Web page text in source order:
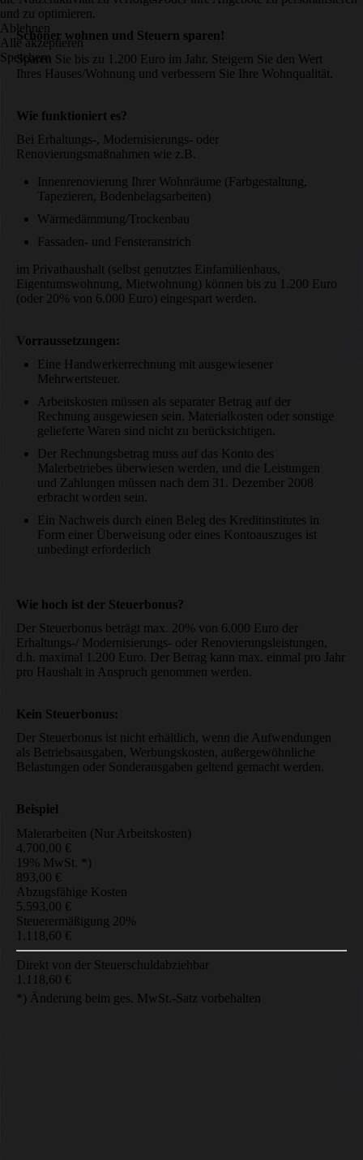
Schöner wohnen und Steuern sparen!
Sparen Sie bis zu 1.200 Euro im Jahr. Steigern Sie den Wert
Ihres Hauses/Wohnung und verbessern Sie Ihre Wohnqualität.
Wie funktioniert es?
Bei Erhaltungs-, Modernisierungs- oder
Renovierungsmaßnahmen wie z.B.
Innenrenovierung Ihrer Wohnräume (Farbgestaltung,
Tapezieren, Bodenbelagsarbeiten)
Wärmedämmung/Trockenbau
Fassaden- und Fensteranstrich
im Privathaushalt (selbst genutztes Einfamilienhaus,
Eigentumswohnung, Mietwohnung) können bis zu 1.200 Euro
(oder 20% von 6.000 Euro) eingespart werden.
Vorraussetzungen:
Eine Handwerkerrechnung mit ausgewiesener
Mehrwertsteuer.
Arbeitskosten müssen als separater Betrag auf der
Rechnung ausgewiesen sein. Materialkosten oder sonstige
gelieferte Waren sind nicht zu berücksichtigen.
Der Rechnungsbetrag muss auf das Konto des
Malerbetriebes überwiesen werden, und die Leistungen
und Zahlungen müssen nach dem 31. Dezember 2008
erbracht worden sein.
Ein Nachweis durch einen Beleg des Kreditinstitutes in
Form einer Überweisung oder eines Kontoauszuges ist
unbedingt erforderlich
Wie hoch ist der Steuerbonus?
Der Steuerbonus beträgt max. 20% von 6.000 Euro der
Erhaltungs-/ Modernisierungs- oder Renovierungsleistungen,
d.h. maximal 1.200 Euro. Der Betrag kann max. einmal pro Jahr
pro Haushalt in Anspruch genommen werden.
Kein Steuerbonus:
Der Steuerbonus ist nicht erhältlich, wenn die Aufwendungen
als Betriebsausgaben, Werbungskosten, außergewöhnliche
Belastungen oder Sonderausgaben geltend gemacht werden.
Beispiel
Malerarbeiten (Nur Arbeitskosten)
4.700,00 €
19% MwSt. *)
893,00 €
Abzugsfähige Kosten
5.593,00 €
Steuerermäßigung 20%
1.118,60 €
Direkt von der Steuerschuldabziehbar
1.118,60 €
*) Änderung beim ges. MwSt.-Satz vorbehalten
und zu optimieren.
Ablehnen
Alle akzeptieren
Speichern